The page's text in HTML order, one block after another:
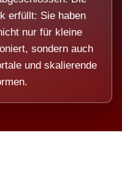
erfüllt: Sie haben
nur für kleine
sondern auch
und skalierende